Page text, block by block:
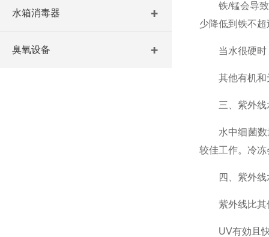
水箱消毒器
臭氧设备
铁/锰会导致
少降低到铁不
当水很硬时，
其他有机和无
三、紫外线
水中细菌数量
较佳工作。冷
四、紫外线
紫外线比其
UV有効且快